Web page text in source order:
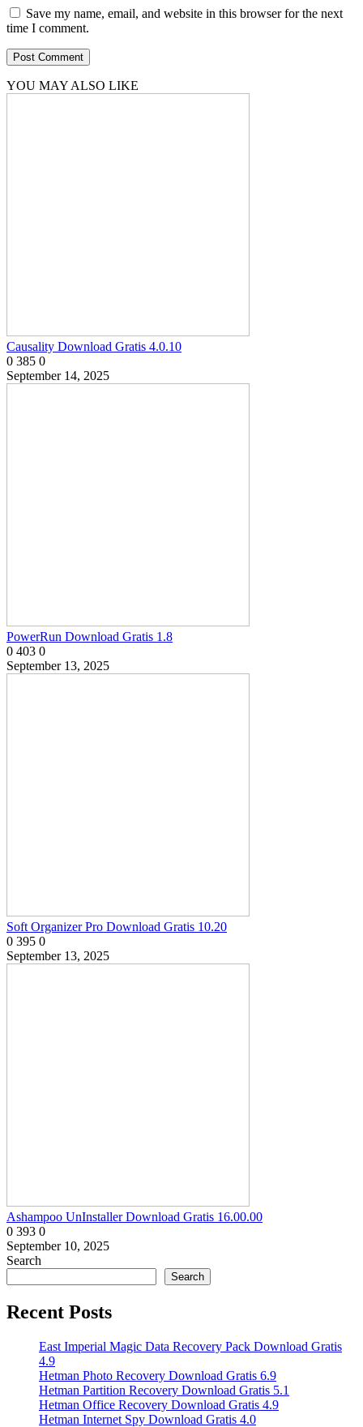
Save my name, email, and website in this browser for the next
time I comment.
YOU MAY ALSO LIKE
Causality Download Gratis 4.0.10
0 385 0
September 14, 2025
PowerRun Download Gratis 1.8
0 403 0
September 13, 2025
Soft Organizer Pro Download Gratis 10.20
0 395 0
September 13, 2025
Ashampoo UnInstaller Download Gratis 16.00.00
0 393 0
September 10, 2025
Search
Search
Recent Posts
East Imperial Magic Data Recovery Pack Download Gratis
4.9
Hetman Photo Recovery Download Gratis 6.9
Hetman Partition Recovery Download Gratis 5.1
Hetman Office Recovery Download Gratis 4.9
Hetman Internet Spy Download Gratis 4.0